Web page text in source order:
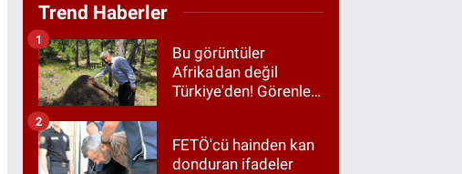
Trend Haberler
Bu görüntüler
Afrika'dan değil
Türkiye'den! Görenler
1
FETÖ'cü hainden kan
donduran ifadeler
2